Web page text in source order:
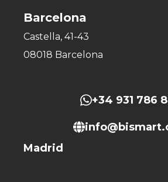
Barcelona
Castella, 41-43
08018 Barcelona
+34 931 786
Madrid